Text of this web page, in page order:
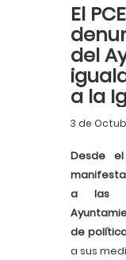
El
del
a la
3 de
Desde
a las
de
a sus